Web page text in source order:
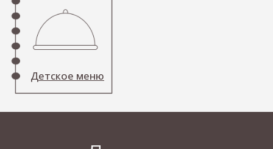
О вине
самый притязательный вкус.